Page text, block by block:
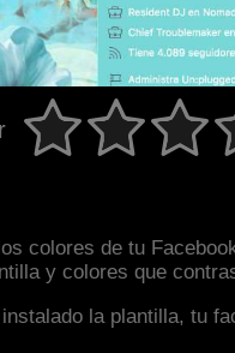
colores de tu
y colores que
la plantilla, tu